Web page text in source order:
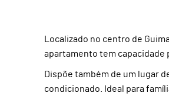
Localizado no centro de
apartamento tem capacidade
Dispõe também de um lugar
condicionado. Ideal para